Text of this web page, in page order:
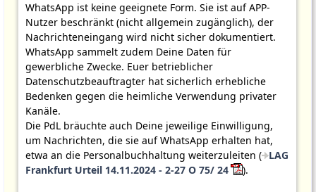
WhatsApp ist keine geeignete Form. Sie ist auf APP-
Nutzer beschränkt (nicht allgemein zugänglich), der
Nachrichteneingang wird nicht sicher dokumentiert.
WhatsApp sammelt zudem Deine Daten für
gewerbliche Zwecke. Euer betrieblicher
Datenschutzbeauftragter hat sicherlich erhebliche
Bedenken gegen die heimliche Verwendung privater
Kanäle.
Die PdL bräuchte auch Deine jeweilige Einwilligung,
um Nachrichten, die sie auf WhatsApp erhalten hat,
etwa an die Personalbuchhaltung weiterzuleiten ( LAG
Frankfurt Urteil 14.11.2024 - 2-27 O 75/ 24
).